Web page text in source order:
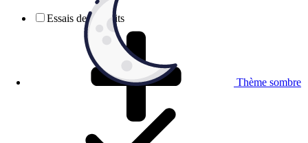
Thème sombre
Essais de produits